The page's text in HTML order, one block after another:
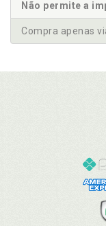
Não permite a
Compra apenas